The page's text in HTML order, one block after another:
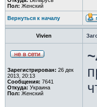
Пол: Женский
Вернуться к началу
Vivien
Зарегистрирован: 26 дек
2013, 20:13
Сообщения: 7641
Откуда: Украина
Пол: Женский